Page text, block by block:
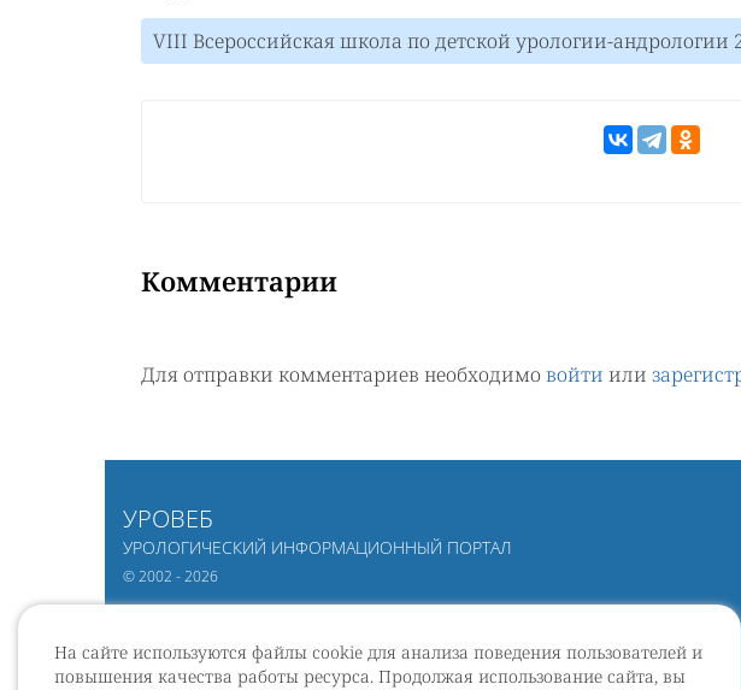
На сайте используются файлы cookie для анализа поведения пользователей и
повышения качества работы ресурса. Продолжая использование сайта, вы
VIII Всероссийская школа по детской урологии-андрологии
Комментарии
Для отправки комментариев необходимо войти или
УРОВЕБ
УРОЛОГИЧЕСКИЙ ИНФОРМАЦИОННЫЙ ПОРТАЛ
© 2002 - 2026